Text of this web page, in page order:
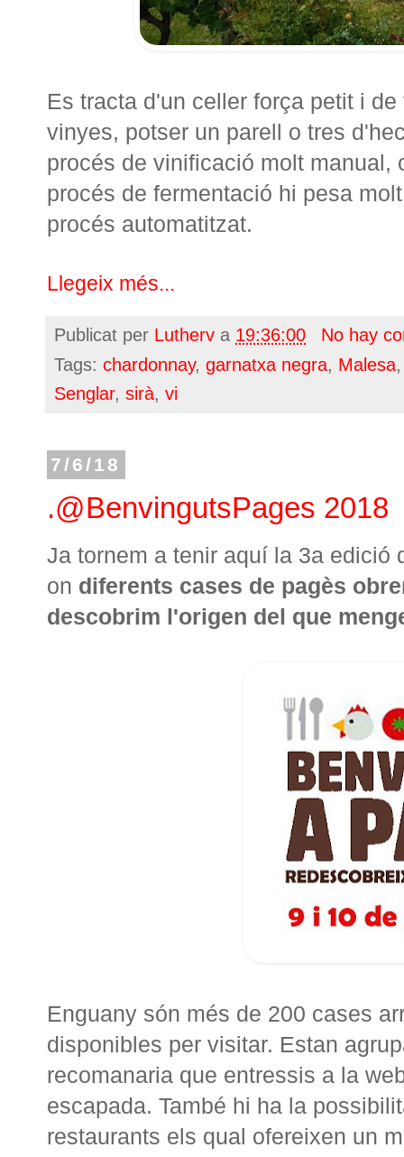
Es tracta d'un celler força petit i
vinyes, potser un parell o tres
procés de vinificació molt
procés de fermentació hi pesa
procés automatitzat.
Llegeix més...
Publicat per Lutherv a 19:36:00
No hay
Tags: chardonnay, garnatxa negra, Malesa
Senglar, sirà, vi
7/6/18
.@BenvingutsPages 2018
Ja tornem a tenir aquí la 3a edició
on diferents cases de pagès
descobrim l'origen del que
Enguany són més de 200 cases
disponibles per visitar. Estan
recomanaria que entressis a la
escapada. També hi ha la
restaurants els qual ofereixen un